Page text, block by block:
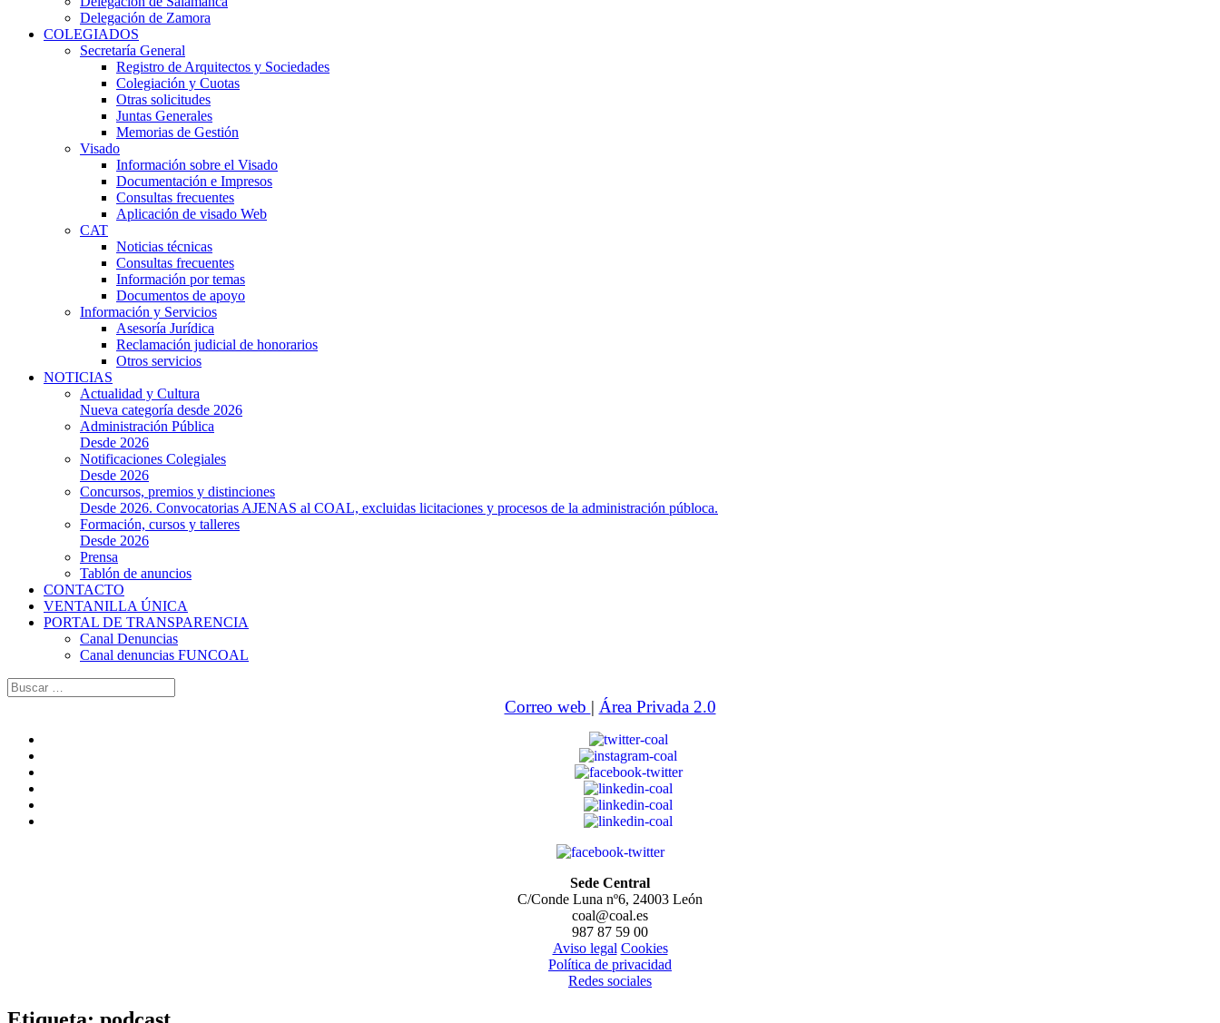
Delegación de Zamora
COLEGIADOS
Secretaría General
Registro de Arquitectos y Sociedades
Colegiación y Cuotas
Otras solicitudes
Juntas Generales
Memorias de Gestión
Visado
Información sobre el Visado
Documentación e Impresos
Consultas frecuentes
Aplicación de visado Web
CAT
Noticias técnicas
Consultas frecuentes
Información por temas
Documentos de apoyo
Información y Servicios
Asesoría Jurídica
Reclamación judicial de honorarios
Otros servicios
NOTICIAS
Actualidad y Cultura
Nueva categoría desde 2026
Administración Pública
Desde 2026
Notificaciones Colegiales
Desde 2026
Concursos, premios y distinciones
Desde 2026. Convocatorias AJENAS al COAL, excluidas licitaciones y procesos de la administración públoca.
Formación, cursos y talleres
Desde 2026
Prensa
Tablón de anuncios
CONTACTO
VENTANILLA ÚNICA
PORTAL DE TRANSPARENCIA
Canal Denuncias
Canal denuncias FUNCOAL
Buscar:
Correo web | Área Privada 2.0
Sede Central
C/Conde Luna nº6, 24003 León
coal@coal.es
987 87 59 00
Aviso legal Cookies
Política de privacidad
Redes sociales